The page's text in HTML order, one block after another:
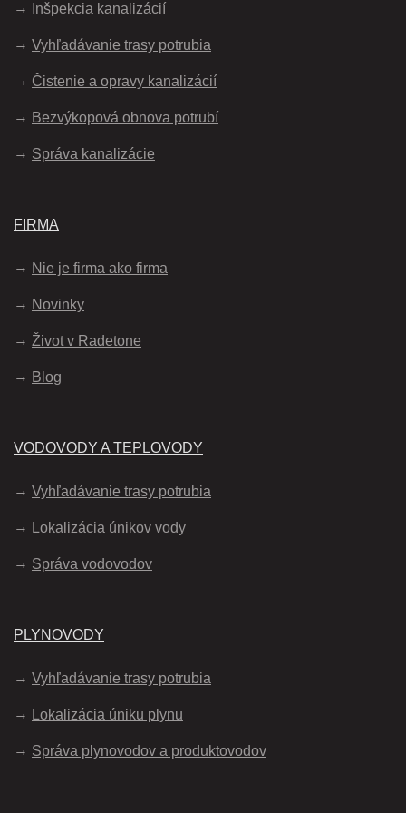
Inšpekcia kanalizácií
Vyhľadávanie trasy potrubia
Čistenie a opravy kanalizácií
Bezvýkopová obnova potrubí
Správa kanalizácie
FIRMA
Nie je firma ako firma
Novinky
Život v Radetone
Blog
VODOVODY A TEPLOVODY
Vyhľadávanie trasy potrubia
Lokalizácia únikov vody
Správa vodovodov
PLYNOVODY
Vyhľadávanie trasy potrubia
Lokalizácia úniku plynu
Správa plynovodov a produktovodov